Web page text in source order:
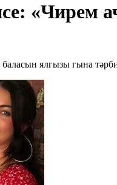
«Чирем
ялгызы гына